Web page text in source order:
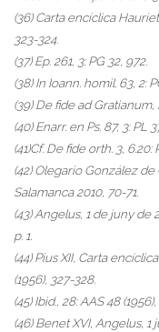
(36) Carta encíclica
323-324.
(37) Ep. 261, 3: PG 32, 972.
(38) In Ioann. homil. 63, 2:
(39) De fide ad Gratianum,
(40) Enarr. en Ps. 87, 3: PL
(41)Cf. De fide orth. 3, 6.20:
(42) Olegario González
Salamanca 2010, 70-71.
(43) Angelus, 1 de juny de
p. 1.
(44) Pius XII, Carta
(1956), 327-328.
(45) Ibid., 28: AAS 48
(46) Benet XVI, Angelus, 1